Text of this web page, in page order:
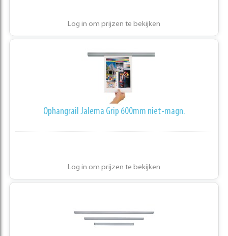
Log in om prijzen te bekijken
Ophangrail Jalema Grip 600mm niet-magn.
Log in om prijzen te bekijken